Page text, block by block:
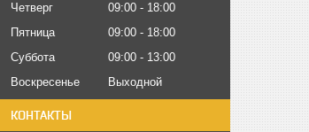
Четверг
09:00
18:00
Пятница
09:00
18:00
Суббота
09:00
13:00
Воскресенье
Выходной
КОНТАКТЫ